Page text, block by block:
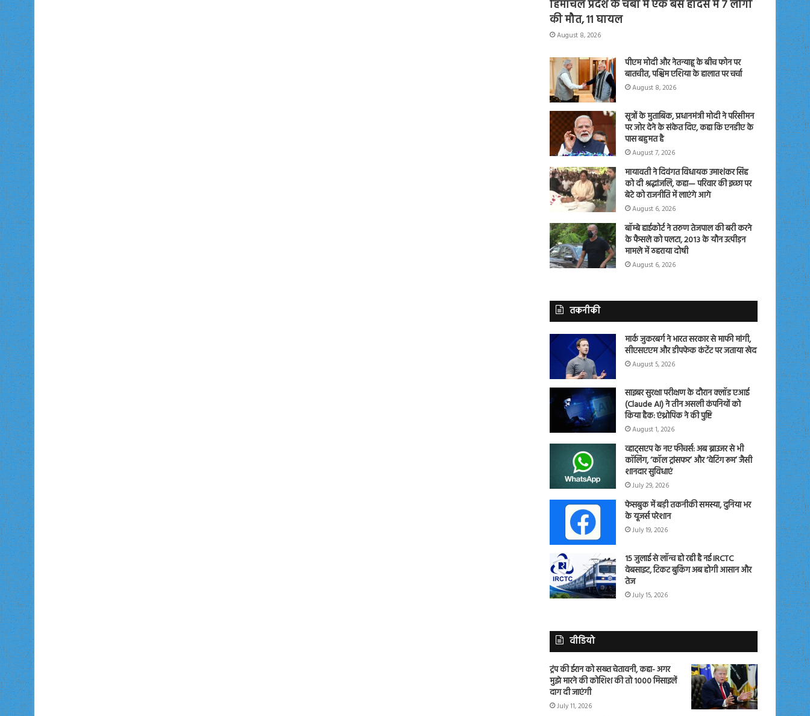
हिमाचल प्रदेश के चंबा में एक बस हादसे में 7 लोगों
की मौत, 11 घायल
August 8, 2026
पीएम मोदी और नेतन्याहू के बीच फोन पर
बातचीत, पश्चिम एशिया के हालात पर चर्चा
August 8, 2026
सूत्रों के मुताबिक, प्रधानमंत्री मोदी ने परिसीमन
पर जोर देने के संकेत दिए, कहा कि एनडीए के
पास बहुमत है
August 7, 2026
मायावती ने दिवंगत विधायक उमाशंकर सिंह
को दी श्रद्धांजलि, कहा— परिवार की इच्छा पर
बेटे को राजनीति में लाएंगे आगे
August 6, 2026
बॉम्बे हाईकोर्ट ने तरुण तेजपाल की बरी करने
के फैसले को पलटा, 2013 के यौन उत्पीड़न
मामले में ठहराया दोषी
August 6, 2026
तकनीकी
मार्क जुकरबर्ग ने भारत सरकार से माफी मांगी,
सीएसएएम और डीपफेक कंटेंट पर जताया खेद
August 5, 2026
साइबर सुरक्षा परीक्षण के दौरान क्लॉड एआई
(Claude AI) ने तीन असली कंपनियों को
किया हैक: एंथ्रोपिक ने की पुष्टि
August 1, 2026
व्हाट्सएप के नए फीचर्स: अब ब्राउजर से भी
कॉलिंग, ‘कॉल ट्रांसफर’ और ‘वेटिंग रूम’ जैसी
शानदार सुविधाएं
July 29, 2026
फेसबुक में बड़ी तकनीकी समस्या, दुनिया भर
के यूजर्स परेशान
July 19, 2026
15 जुलाई से लॉन्च हो रही है नई IRCTC
वेबसाइट, टिकट बुकिंग अब होगी आसान और
तेज
July 15, 2026
वीडियो
ट्रंप की ईरान को सख्त चेतावनी, कहा- अगर
मुझे मारने की कोशिश की तो 1000 मिसाइलें
दाग दी जाएंगी
July 11, 2026